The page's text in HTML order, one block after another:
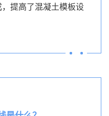
提高了混凝土模板设